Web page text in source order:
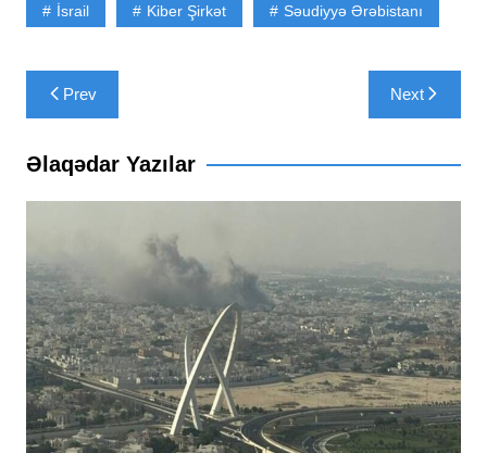
İsrail Kiber Şirkət Səudiyyə Ərəbistanı
Yazı
naviqasiyası
Prev Next
Əlaqədar Yazılar